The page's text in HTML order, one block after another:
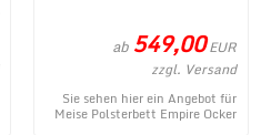
ab 549,00EUR
zzgl. Versand
Sie sehen hier ein Angebot für
Meise Polsterbett Empire Ocker